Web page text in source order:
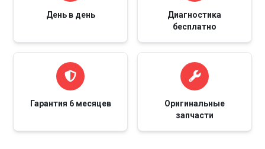
День в день
Диагностика
бесплатно
Гарантия 6 месяцев
Оригинальные
запчасти